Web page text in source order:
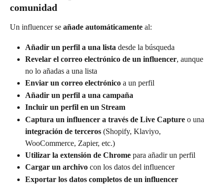
comunidad
Un influencer se añade automáticamente al:
Añadir un perfil a una lista desde la búsqueda
Revelar el correo electrónico de un influencer, aunque
no lo añadas a una lista
Enviar un correo electrónico a un perfil
Añadir un perfil a una campaña
Incluir un perfil en un Stream
Captura un influencer a través de Live Capture o una
integración de terceros (Shopify, Klaviyo,
WooCommerce, Zapier, etc.)
Utilizar la extensión de Chrome para añadir un perfil
Cargar un archivo con los datos del influencer
Exportar los datos completos de un influencer